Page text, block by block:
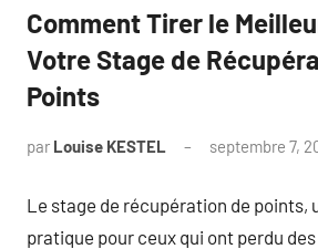
Comment Tirer le
Votre Stage de
Points
par Louise KESTEL septembre 7,
Le stage de récupération de points,
pratique pour ceux qui ont perdu